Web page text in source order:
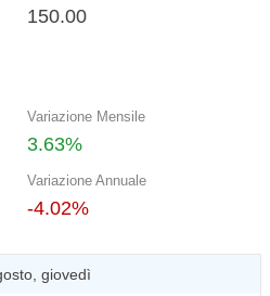
150.00
Variazione Mensile
3.63%
Variazione Annuale
-4.02%
giovedì